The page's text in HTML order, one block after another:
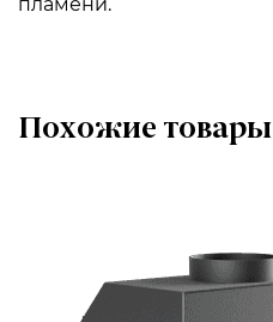
Похожие товары